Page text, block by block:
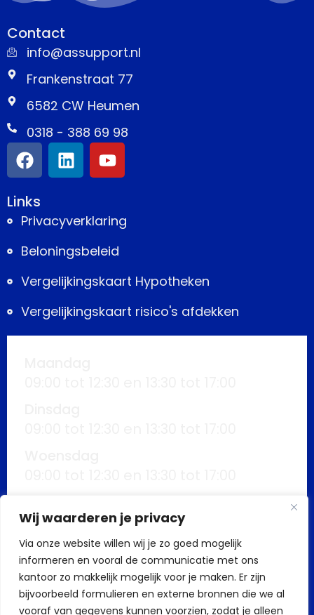
Wij waarderen je privacy
Via onze website willen wij je zo goed mogelijk
informeren en vooral de communicatie met ons
kantoor zo makkelijk mogelijk voor je maken. Er zijn
bijvoorbeeld formulieren en externe bronnen die we al
vooraf van gegevens kunnen voorzien, zodat je alleen
Contact
info@assupport.nl
Frankenstraat 77
6582 CW Heumen
0318 - 388 69 98
Links
Privacyverklaring
Beloningsbeleid
Vergelijkingskaart Hypotheken
Vergelijkingskaart risico's afdekken
09:00 tot 12:30 en 13:30 tot 17:00
Vrijdag
09:00 tot 12:30 en 13:30 tot 17:00
Buiten kantoortijden mogelijk op